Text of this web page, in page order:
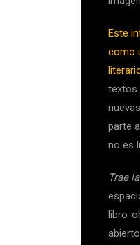
Este
como
textos
parte
no es
Trae
libro-